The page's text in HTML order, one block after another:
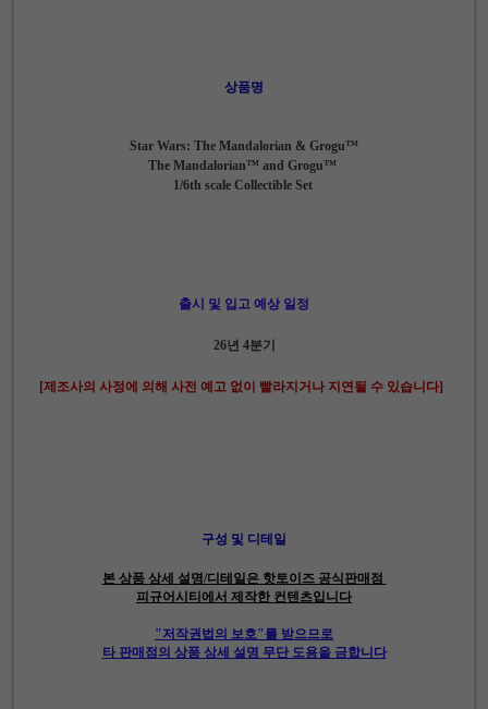
상품명
Star Wars: The Mandalorian & Grogu™
The Mandalorian™ and Grogu™
1/6th scale Collectible Set
출시 및 입고 예상 일정
26년 4분기
[제조사의 사정에 의해 사전 예고 없이 빨라지거나 지연될 수 있습니다]
구성 및 디테일
본 상품 상세 설명/디테일은 핫토이즈 공식판매점
피규어시티에서 제작한 컨텐츠입니다
"저작권법의 보호"를 받으므로
타 판매점의 상품 상세 설명 무단 도용을 금합니다